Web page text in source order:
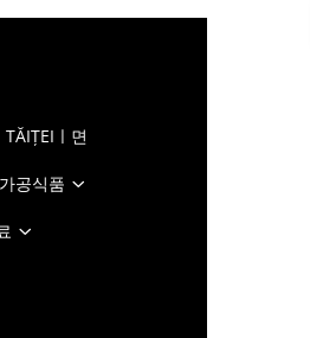
TĂIȚEIㅣ면
공식품